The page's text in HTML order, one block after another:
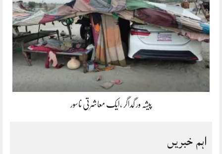
پیشہ ور گداگر ،ایک معاشرتی ناسور
اہم خبریں